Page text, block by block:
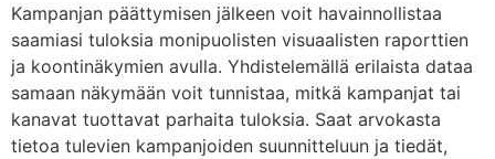
Kampanjan päättymisen jälkeen voit havainnollistaa
saamiasi tuloksia monipuolisten visuaalisten raporttien
ja koontinäkymien avulla. Yhdistelemällä erilaista dataa
samaan näkymään voit tunnistaa, mitkä kampanjat tai
kanavat tuottavat parhaita tuloksia. Saat arvokasta
tietoa tulevien kampanjoiden suunnitteluun ja tiedät,